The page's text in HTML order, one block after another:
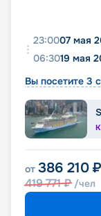
23:0007 мая
06:3019 мая
Вы посетите 3
от 386 210 ₽
419 771₽ /чел